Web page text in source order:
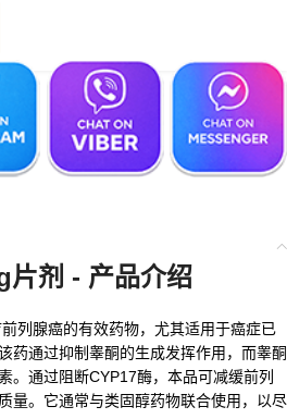
片剂 - 产品介绍
列腺癌的有效药物，尤其适用于癌症已
药通过抑制睾酮的生成发挥作用，而睾酮
。通过阻断CYP17酶，本品可减缓前列
量。它通常与类固醇药物联合使用，以尽